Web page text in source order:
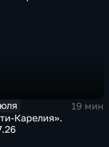
19 мин
Карелия».